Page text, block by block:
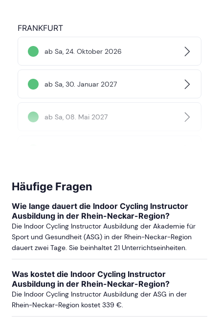
FRANKFURT
ab Sa, 24. Oktober 2026
ab Sa, 30. Januar 2027
ab Sa, 08. Mai 2027
STUTTGART
ab Sa, 24. Oktober 2026
ab Sa, 27. Februar 2027
ab Sa, 30. Oktober 2027
Häufige Fragen
Wie lange dauert die Indoor Cycling Instructor
Ausbildung in der Rhein-Neckar-Region?
Die Indoor Cycling Instructor Ausbildung der Akademie für
Sport und Gesundheit (ASG) in der Rhein-Neckar-Region
dauert zwei Tage. Sie beinhaltet 21 Unterrichtseinheiten.
Was kostet die Indoor Cycling Instructor
Ausbildung in der Rhein-Neckar-Region?
Die Indoor Cycling Instructor Ausbildung der ASG in der
Rhein-Neckar-Region kostet 339 €.